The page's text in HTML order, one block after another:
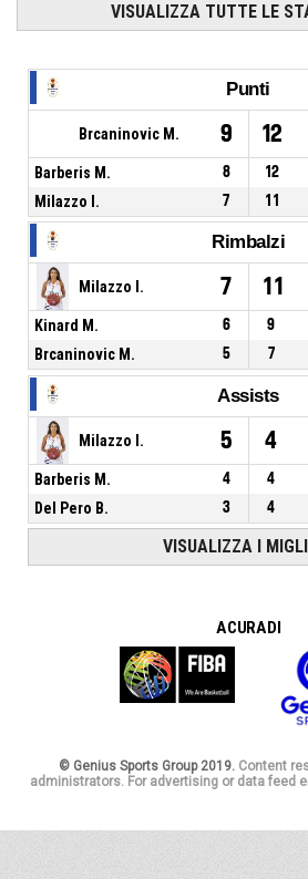
VISUALIZZA TUTTE LE
Punti
Brcaninovic M. 9 12
Barberis M. 8 12
Milazzo I.
7 11
Rimbalzi
Milazzo I. 7 11
Kinard M. 6 9
Brcaninovic M.
5 7
Assists
Milazzo I. 5 4
Barberis M. 4 4
Del Pero B.
3 4
VISUALIZZA I
A CURA DI
© Genius Sports Group 2019. Content
administrators. For advertising or data feed